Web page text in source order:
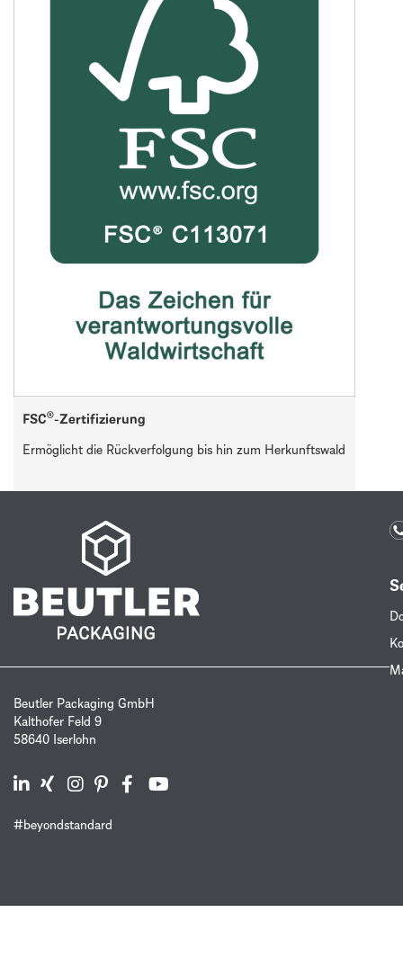
FSC®-Zertifizierung
Ermöglicht die Rückverfolgung bis hin zum Herkunftswald
Beutler Packaging GmbH
Kalthofer Feld 9
58640 Iserlohn
#beyondstandard